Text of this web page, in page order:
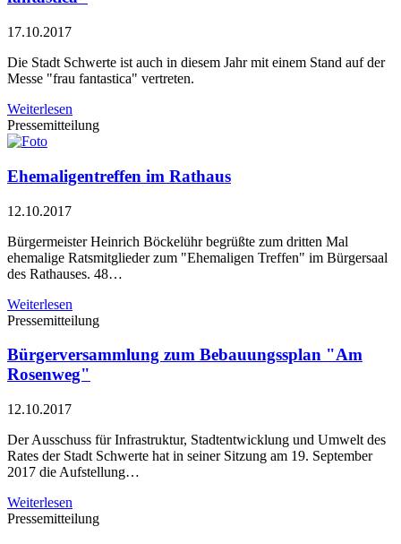
17.10.2017
Die Stadt Schwerte ist auch in diesem Jahr mit einem Stand auf der
Messe "frau fantastica" vertreten.
Weiterlesen
Pressemitteilung
Ehemaligentreffen im Rathaus
12.10.2017
Bürgermeister Heinrich Böckelühr begrüßte zum dritten Mal
ehemalige Ratsmitglieder zum "Ehemaligen Treffen" im Bürgersaal
des Rathauses. 48…
Weiterlesen
Pressemitteilung
Bürgerversammlung zum Bebauungssplan "Am
Rosenweg"
12.10.2017
Der Ausschuss für Infrastruktur, Stadtentwicklung und Umwelt des
Rates der Stadt Schwerte hat in seiner Sitzung am 19. September
2017 die Aufstellung…
Weiterlesen
Pressemitteilung